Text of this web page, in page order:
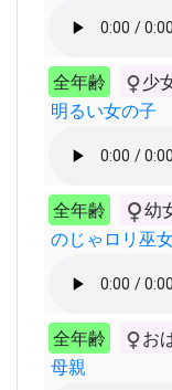
全年齢 少
明るい女の子
全年齢 幼
のじゃロリ巫
全年齢 お
母親